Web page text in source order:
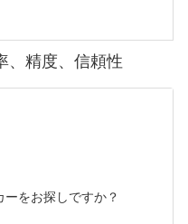
、精度、信頼性